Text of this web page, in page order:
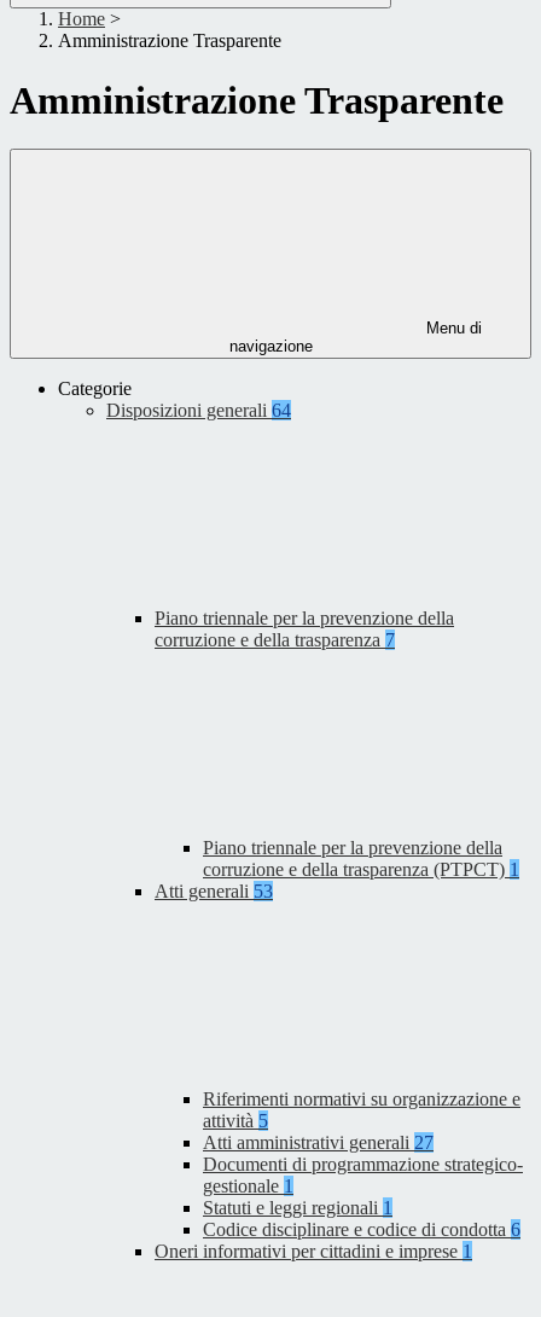
Home >
Amministrazione Trasparente
Amministrazione Trasparente
Menu di
navigazione
Categorie
Disposizioni generali 64
Piano triennale per la prevenzione della
corruzione e della trasparenza 7
Piano triennale per la prevenzione della
corruzione e della trasparenza (PTPCT) 1
Atti generali 53
Riferimenti normativi su organizzazione e
attività 5
Atti amministrativi generali 27
Documenti di programmazione strategico-
gestionale 1
Statuti e leggi regionali 1
Codice disciplinare e codice di condotta 6
Oneri informativi per cittadini e imprese 1